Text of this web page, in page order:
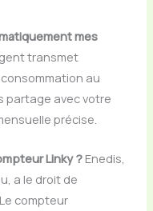
mes
transmet
au
partage avec votre
précise.
Linky ? Enedis,
a le droit de
compteur